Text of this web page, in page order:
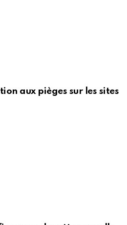
aux pièges sur les sites